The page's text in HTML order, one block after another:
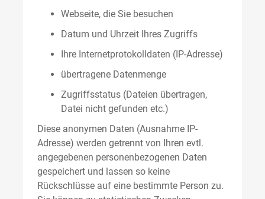
Webseite, die Sie besuchen
Datum und Uhrzeit Ihres Zugriffs
Ihre Internetprotokolldaten (IP-Adresse)
übertragene Datenmenge
Zugriffsstatus (Dateien übertragen,
Datei nicht gefunden etc.)
Diese anonymen Daten (Ausnahme IP-
Adresse) werden getrennt von Ihren evtl.
angegebenen personenbezogenen Daten
gespeichert und lassen so keine
Rückschlüsse auf eine bestimmte Person zu.